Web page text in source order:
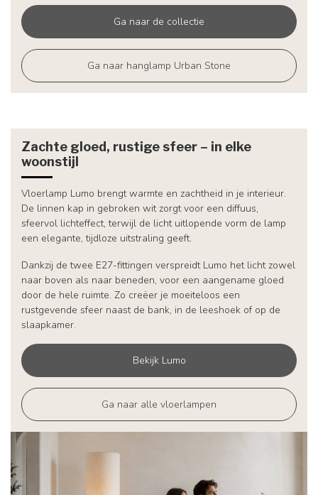
Ga naar de collectie
Ga naar hanglamp Urban Stone
Zachte gloed, rustige sfeer – in elke
woonstijl
Vloerlamp Lumo brengt warmte en zachtheid in je interieur.
De linnen kap in gebroken wit zorgt voor een diffuus,
sfeervol lichteffect, terwijl de licht uitlopende vorm de lamp
een elegante, tijdloze uitstraling geeft.
Dankzij de twee E27-fittingen verspreidt Lumo het licht zowel
naar boven als naar beneden, voor een aangename gloed
door de hele ruimte. Zo creëer je moeiteloos een
rustgevende sfeer naast de bank, in de leeshoek of op de
slaapkamer.
Bekijk Lumo
Ga naar alle vloerlampen